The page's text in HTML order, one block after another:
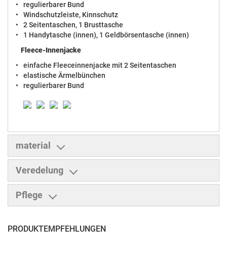
regulierbarer Bund
Windschutzleiste, Kinnschutz
2 Seitentaschen, 1 Brusttasche
1 Handytasche (innen), 1 Geldbörsentasche (innen)
Fleece-Innenjacke
einfache Fleeceinnenjacke mit 2 Seitentaschen
elastische Ärmelbünchen
regulierbarer Bund
material
Veredelung
Pflege
PRODUKTEMPFEHLUNGEN